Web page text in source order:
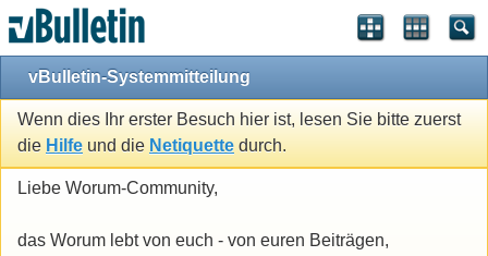
vBulletin-Systemmitteilung
Wenn dies Ihr erster Besuch hier ist, lesen Sie bitte zuerst
die Hilfe und die Netiquette durch.
Liebe Worum-Community,
das Worum lebt von euch - von euren Beiträgen,